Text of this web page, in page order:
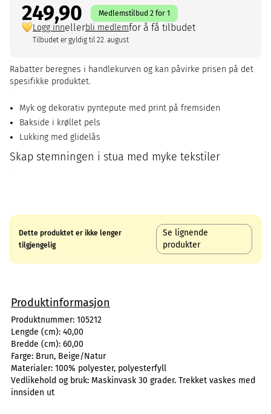
249,90 Medlemstilbud 2 for 1
Logg innellerbli medlemfor å få tilbudet
Tilbudet er gyldig til 22. august
Rabatter beregnes i handlekurven og kan påvirke prisen på det
spesifikke produktet.
Myk og dekorativ pyntepute med print på fremsiden
Bakside i krøllet pels
Lukking med glidelås
Skap stemningen i stua med myke tekstiler
Dette produktet er ikke lenger
tilgjengelig
Se lignende
produkter
Produktinformasjon
Produktnummer: 105212
Lengde (cm): 40,00
Bredde (cm): 60,00
Farge: Brun, Beige/Natur
Materialer: 100% polyester, polyesterfyll
Vedlikehold og bruk: Maskinvask 30 grader. Trekket vaskes med
innsiden ut